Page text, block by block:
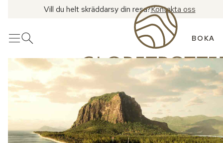
Vill du helt skräddarsy din resa?Kontakta oss
MenyÖppna sök BOKA
Se fler bilder